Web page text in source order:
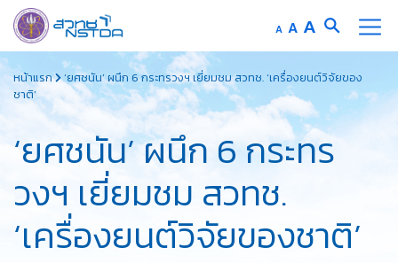
to
content
A Decrease
font
size.
AReset
font
size.
A Increase
font
size.
หน้าแรก
‘ยศชนัน’ ผนึก 6 กระทรวงฯ เยี่ยมชม สวทช. ‘เครื่องยนต์วิจัยของ
ชาติ’
‘ยศชนัน’ ผนึก 6 กระทร
วงฯ เยี่ยมชม สวทช.
‘เครื่องยนต์วิจัยของชาติ’